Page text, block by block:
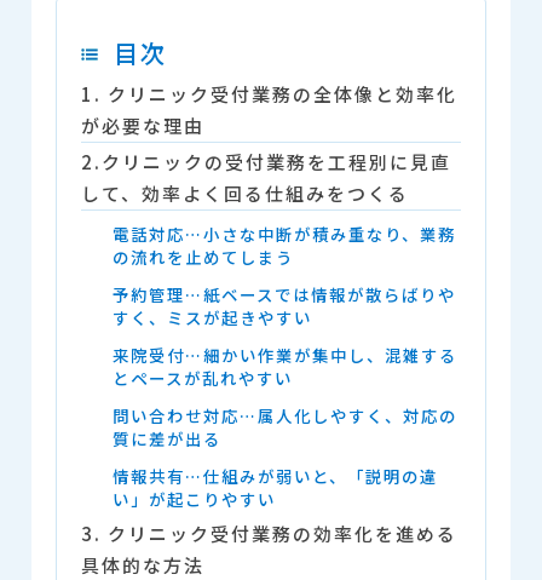
目次
1. クリニック受付業務の全体像と効率化
が必要な理由
2.クリニックの受付業務を工程別に見直
して、効率よく回る仕組みをつくる
電話対応…小さな中断が積み重なり、業務
の流れを止めてしまう
予約管理…紙ベースでは情報が散らばりや
すく、ミスが起きやすい
来院受付…細かい作業が集中し、混雑する
とペースが乱れやすい
問い合わせ対応…属人化しやすく、対応の
質に差が出る
情報共有…仕組みが弱いと、「説明の違
い」が起こりやすい
3. クリニック受付業務の効率化を進める
具体的な方法